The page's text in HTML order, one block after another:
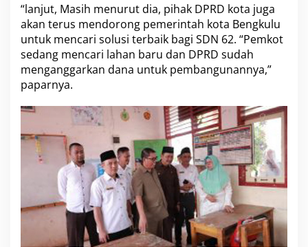
“lanjut, Masih menurut dia, pihak DPRD kota juga
akan terus mendorong pemerintah kota Bengkulu
untuk mencari solusi terbaik bagi SDN 62. “Pemkot
sedang mencari lahan baru dan DPRD sudah
menganggarkan dana untuk pembangunannya,”
paparnya.